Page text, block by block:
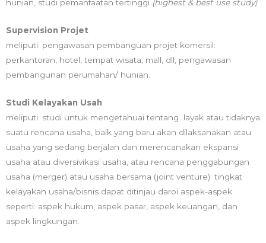
hunian, studi pemanfaatan tertinggi (highest & best use study)
Supervision Projet
meliputi: pengawasan pembanguan projet komersil:
perkantoran, hotel, tempat wisata, mall, dll, pengawasan
pembangunan perumahan/ hunian.
Studi Kelayakan Usah
meliputi: studi untuk mengetahuai tentang layak atau tidaknya
suatu rencana usaha, baik yang baru akan dilaksanakan atau
usaha yang sedang berjalan dan merencanakan ekspansi
usaha atau diversivikasi usaha, atau rencana penggabungan
usaha (merger) atau usaha bersama (joint venture). tingkat
kelayakan usaha/bisnis dapat ditinjau daroi aspek-aspek
seperti: aspek hukum, aspek pasar, aspek keuangan, dan
aspek lingkungan.